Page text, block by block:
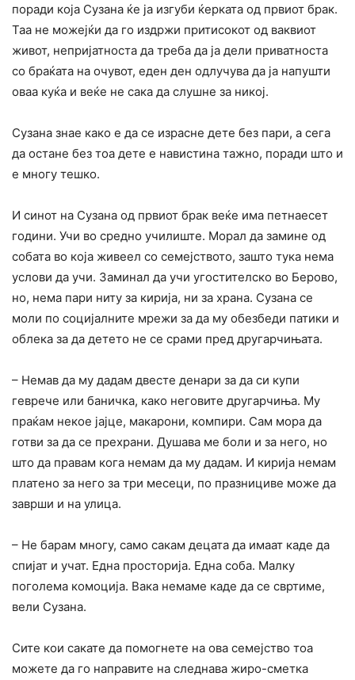
поради која Сузана ќе ја изгуби ќерката од првиот брак.
Таа не можејќи да го издржи притисокот од ваквиот
живот, непријатноста да треба да ја дели приватноста
со браќата на очувот, еден ден одлучува да ја напушти
оваа куќа и веќе не сака да слушне за никој.
Сузана знае како е да се израсне дете без пари, а сега
да остане без тоа дете е навистина тажно, поради што и
е многу тешко.
И синот на Сузана од првиот брак веќе има петнаесет
години. Учи во средно училиште. Морал да замине од
собата во која живеел со семејството, зашто тука нема
услови да учи. Заминал да учи угостителско во Берово,
но, нема пари ниту за кирија, ни за храна. Сузана се
моли по социјалните мрежи за да му обезбеди патики и
облека за да детето не се срами пред другарчињата.
– Немав да му дадам двесте денари за да си купи
геврече или баничка, како неговите другарчиња. Му
праќам некое јајце, макарони, компири. Сам мора да
готви за да се прехрани. Душава ме боли и за него, но
што да правам кога немам да му дадам. И кирија немам
платено за него за три месеци, по празнициве може да
заврши и на улица.
– Не барам многу, само сакам децата да имаат каде да
спијат и учат. Една просторија. Една соба. Малку
поголема комоција. Вака немаме каде да се свртиме,
вели Сузана.
Сите кои сакате да помогнете на ова семејство тоа
можете да го направите на следнава жиро-сметка